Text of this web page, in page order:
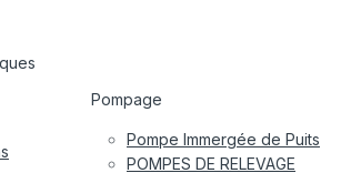
Pompage
Pompe Immergée de Puits
POMPES DE RELEVAGE